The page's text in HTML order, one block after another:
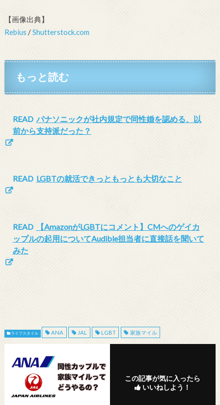
【画像出典】
Rebius /Shutterstock.com
もっと読む
READ パナソニックが社内規定で同性婚を認める、以
前から支持派だった？
READ LGBTの就活できっともっとも大切なこと
READ
【AmazonがLGBTにコメント】CMへのゲイカ
ップルの起用についてAudible担当者に直接話を聞いて
みた
ライフスタイル ANA JAL LGBT 家族マイル
この記事が気に入ったら
いいねしよう！